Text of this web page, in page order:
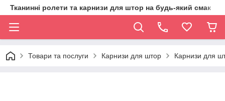
Тканинні ролети та карнизи для штор на будь-який смак
Товари та послуги Карнизи для штор Карнизи для